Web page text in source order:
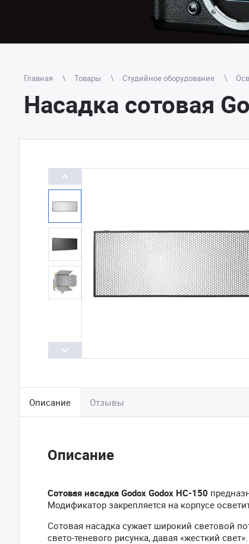
Главная Товары Студийное оборудование
Насадка сотовая
Описание Отзывы
Описание
Сотовая насадка Godox Godox HC-150
Модификатор закрепляется на корпусе
Сотовая насадка сужает широкий световой
свето-теневого рисунка, давая «жесткий свет».